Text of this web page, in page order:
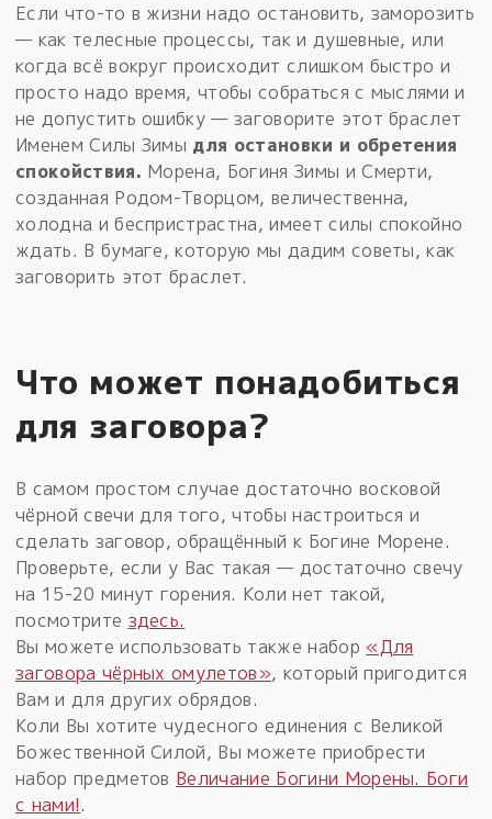
Если что-то в жизни надо остановить, заморозить
— как телесные процессы, так и душевные, или
когда всё вокруг происходит слишком быстро и
просто надо время, чтобы собраться с мыслями и
не допустить ошибку — заговорите этот браслет
Именем Силы Зимы для остановки и обретения
спокойствия. Морена, Богиня Зимы и Смерти,
созданная Родом-Творцом, величественна,
холодна и беспристрастна, имеет силы спокойно
ждать. В бумаге, которую мы дадим советы, как
заговорить этот браслет.
Что может понадобиться
для заговора?
В самом простом случае достаточно восковой
чёрной свечи для того, чтобы настроиться и
сделать заговор, обращённый к Богине Морене.
Проверьте, если у Вас такая — достаточно свечу
на 15-20 минут горения. Коли нет такой,
посмотрите здесь.
Вы можете использовать также набор «Для
заговора чёрных омулетов», который пригодится
Вам и для других обрядов.
Коли Вы хотите чудесного единения с Великой
Божественной Силой, Вы можете приобрести
набор предметов Величание Богини Морены. Боги
с нами!.